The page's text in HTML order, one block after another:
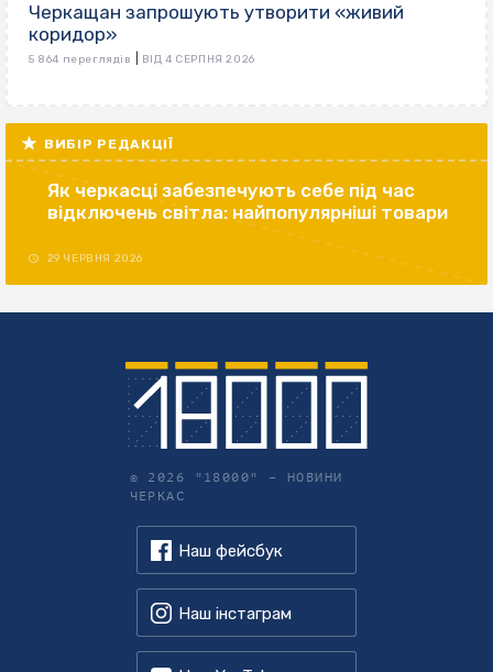
Черкащан запрошують утворити «живий
коридор»
5 864 переглядів ВІД 4 СЕРПНЯ 2026
ВИБІР РЕДАКЦІЇ
Як черкасці забезпечують себе під час
відключень світла: найпопулярніші товари
29 ЧЕРВНЯ 2026
© 2026 "18000" – НОВИНИ
ЧЕРКАС
Наш фейсбук
Наш інстаграм